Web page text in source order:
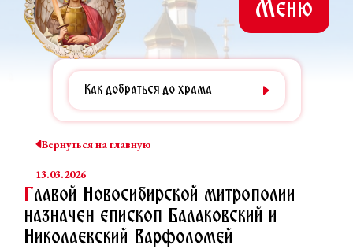
Меню
Как добраться до храма
Вернуться на главную
13.03.2026
Главой Новосибирской митрополии
назначен епископ Балаковский и
Николаевский Варфоломей